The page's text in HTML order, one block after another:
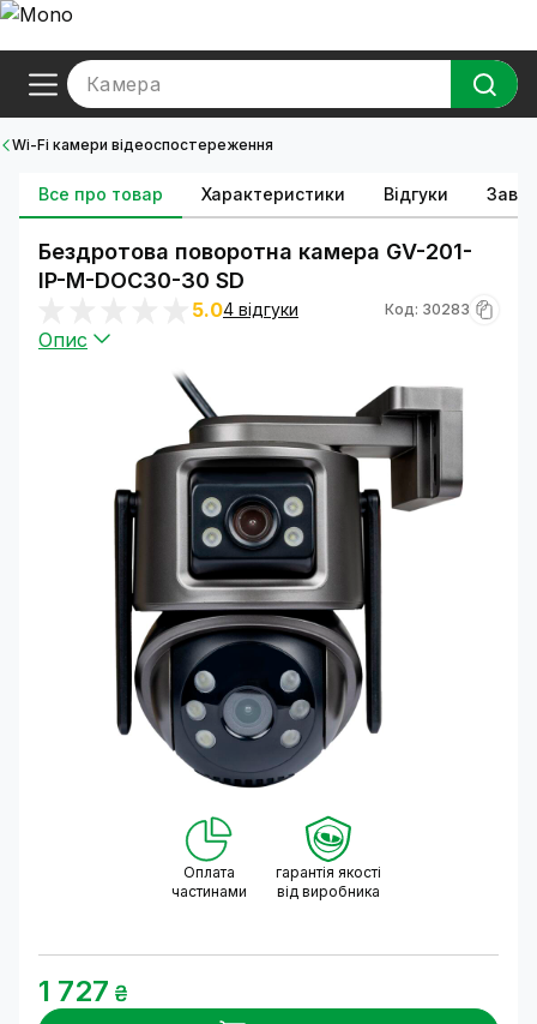
Камера
Wi-Fi камери відеоспостереження
Все про товар Характеристики Відгуки
Бездротова поворотна камера GV-201-
IP-M-DOС30-30 SD
5.04 відгуки Код: 30283
Опис
Оплата
частинами
гарантія якості
від виробника
1 727 ₴